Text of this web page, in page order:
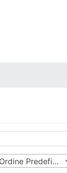
Ordine Predefinito